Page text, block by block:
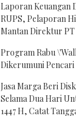
Laporan Keuangan
RUPS, Pelaporan
Mantan Direktur PT
Program Rabu
Dikerumuni Pencari
Jasa Marga Beri
Selama Dua Hari
1447 H, Catat